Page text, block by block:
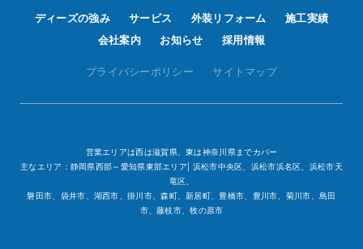
ディーズの強み サービス 外装リフォーム
施工実績
会社案内
お知らせ 採用情報
プライバシーポリシー サイトマップ
営業エリアは西は滋賀県、東は神奈川県までカバー
主なエリア：静岡県西部～愛知県東部エリア| 浜松市中央区、浜松市浜名区、浜松市天
竜区、
磐田市、袋井市、湖西市、掛川市、森町、新居町、豊橋市、豊川市、菊川市、島田
市、藤枝市、牧の原市